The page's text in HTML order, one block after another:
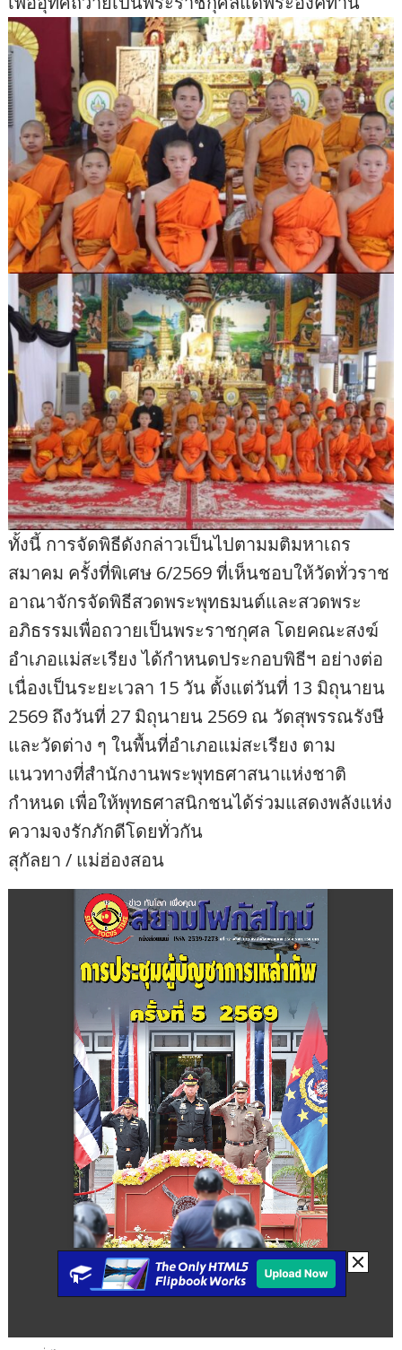
ทั้งนี้ การจัดพิธีดังกล่าวเป็นไปตามมติมหาเถร
สมาคม ครั้งที่พิเศษ 6/2569 ที่เห็นชอบให้วัดทั่วราช
อาณาจักรจัดพิธีสวดพระพุทธมนต์และสวดพระ
อภิธรรมเพื่อถวายเป็นพระราชกุศล โดยคณะสงฆ์
อำเภอแม่สะเรียง ได้กำหนดประกอบพิธีฯ อย่างต่อ
เนื่องเป็นระยะเวลา 15 วัน ตั้งแต่วันที่ 13 มิถุนายน
2569 ถึงวันที่ 27 มิถุนายน 2569 ณ วัดสุพรรณรังษี
และวัดต่าง ๆ ในพื้นที่อำเภอแม่สะเรียง ตาม
แนวทางที่สำนักงานพระพุทธศาสนาแห่งชาติ
กำหนด เพื่อให้พุทธศาสนิกชนได้ร่วมแสดงพลังแห่ง
ความจงรักภักดีโดยทั่วกัน
สุกัลยา / แม่ฮ่องสอน